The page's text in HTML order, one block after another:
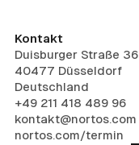
Kontakt
Duisburger Straße 36
40477 Düsseldorf
Deutschland
+49 211 418 489 96
kontakt@nortos.com
nortos.com/termin